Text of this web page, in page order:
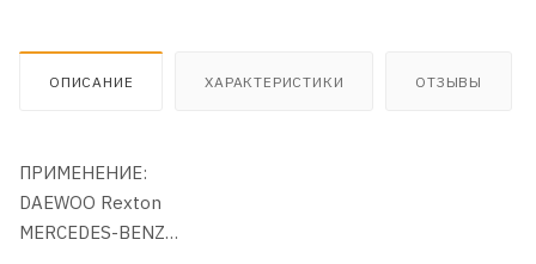
ОПИСАНИЕ ХАРАКТЕРИСТИКИ ОТЗЫВЫ
ПРИМЕНЕНИЕ:
DAEWOO Rexton
MERCEDES-BENZ